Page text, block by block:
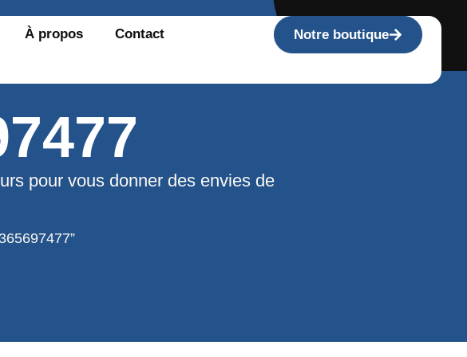
À propos Contact Notre boutique
pour vous donner des envies de